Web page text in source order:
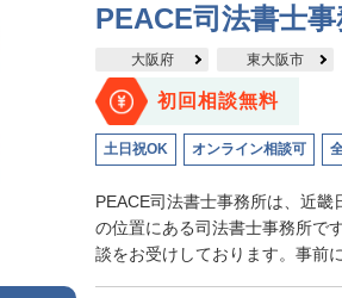
PEACE司法書士
大阪府 東大阪市
初回相談無料
土日祝OK オンライン相談可
PEACE司法書士事務所は、近
の位置にある司法書士事務所で
談をお受けしております。事前